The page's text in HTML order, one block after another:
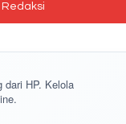
Redaksi
dari HP. Kelola